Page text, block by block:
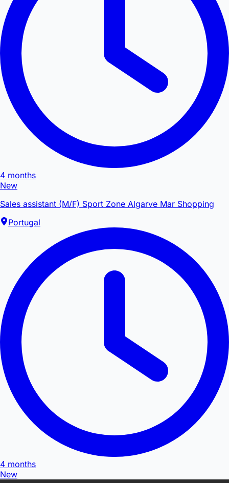
4 months
New
Sales assistant (M/F) Sport Zone Algarve Mar Shopping
Portugal
4 months
New